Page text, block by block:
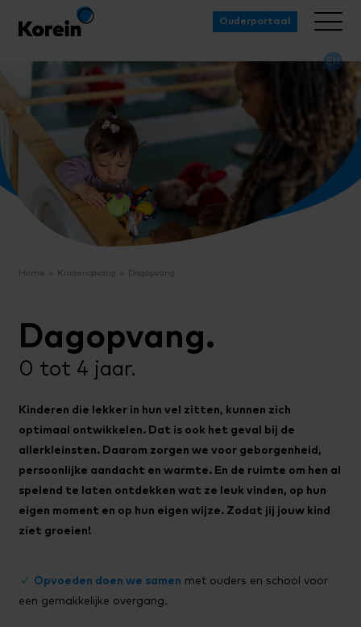
EN
Ouderportaal
Home Kinderopvang Dagopvang
Dagopvang.
0 tot 4 jaar.
Kinderen die lekker in hun vel zitten, kunnen zich
optimaal ontwikkelen. Dat is ook het geval bij de
allerkleinsten. Daarom zorgen we voor geborgenheid,
persoonlijke aandacht en warmte. En de ruimte om hen al
spelend te laten ontdekken wat ze leuk vinden, op hun
eigen moment en op hun eigen wijze. Zodat jij jouw kind
zíet groeien!
✓ Opvoeden doen we samen met ouders en school voor
een gemakkelijke overgang.